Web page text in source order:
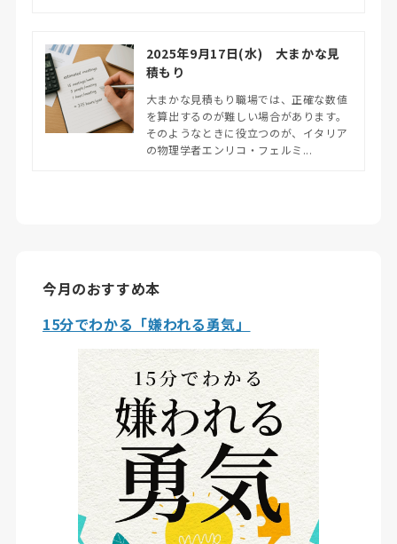
2025年9月17日(水) 大まかな見
積もり
大まかな見積もり職場では、正確な数値
を算出するのが難しい場合があります。
そのようなときに役立つのが、イタリア
の物理学者エンリコ・フェルミ...
今月のおすすめ本
15分でわかる「嫌われる勇気」